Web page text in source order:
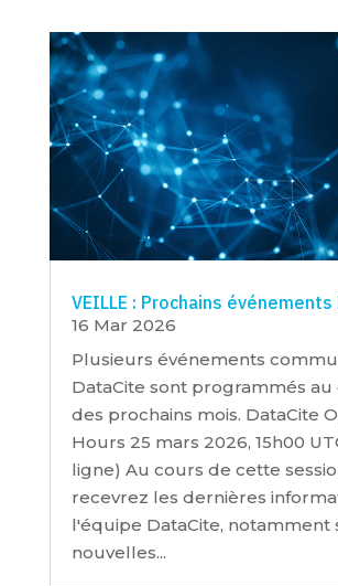
VEILLE : Prochains
16 Mar 2026
Plusieurs événements
DataCite sont programmés au
des prochains mois. DataCite
Hours 25 mars 2026, 15h00
ligne) Au cours de cette
recevrez les dernières
l'équipe DataCite, notamment
nouvelles...